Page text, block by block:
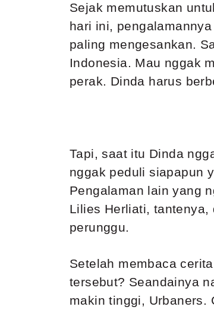
Sejak memutuskan
hari ini,
paling mengesankan.
Indonesia. Mau nggak
perak. Dinda harus
Tapi, saat itu Dinda
nggak peduli siapapun
Pengalaman lain yang
Lilies Herliati, tantenya,
perunggu.
Setelah membaca
tersebut? Seandainya
makin tinggi, Urbaners.